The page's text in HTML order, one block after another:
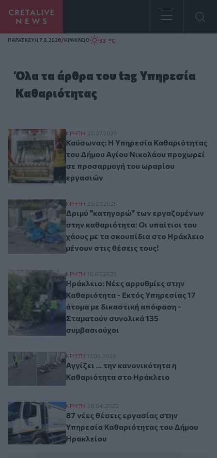
Homepage
ΠΑΡΑΣΚΕΥΗ 7.8.2026/ΗΡΑΚΛΕΙΟ 33 °C
Όλα τα άρθρα του tag Υπηρεσία
Καθαριότητας
Καύσωνας: Η Υπηρεσία Καθαριότητας
ΚΡΗΤΗ 22.07.2025
Καύσωνας: Η Υπηρεσία Καθαριότητας
του Δήμου Αγίου Νικολάου προχωρεί
σε προσαρμογή του ωραρίου
εργασιών
Δριμύ "κατηγορώ" των εργαζομένων στην
ΚΡΗΤΗ 22.07.2025
Δριμύ "κατηγορώ" των εργαζομένων
στην καθαριότητα: Οι υπαίτιοι του
χάους με τα σκουπίδια στο Ηράκλειο
μένουν στις θέσεις τους!
Ηράκλειο: Νέες αρρυθμίες στην
ΚΡΗΤΗ 16.07.2025
Ηράκλειο: Νέες αρρυθμίες στην
Καθαριότητα - Εκτός Υπηρεσίας 17
άτομα με δικαστική απόφαση -
Σταματούν συνολικά 135
συμβασιούχοι
Αγγίζει ... την κανονικότητα η
ΚΡΗΤΗ 17.05.2025
Αγγίζει ... την κανονικότητα η
Καθαριότητα στο Ηράκλειο
87 νέες θέσεις εργασίας στην Υπηρεσία
ΚΡΗΤΗ 28.04.2025
87 νέες θέσεις εργασίας στην
Υπηρεσία Καθαριότητας του Δήμου
Ηρακλείου